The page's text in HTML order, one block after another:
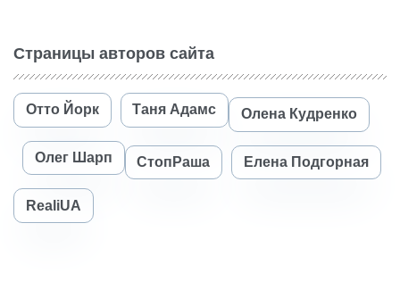
Страницы авторов сайта
Отто Йорк Таня Адамс Олена Кудренко
Олег Шарп СтопРаша Елена Подгорная
RealiUA